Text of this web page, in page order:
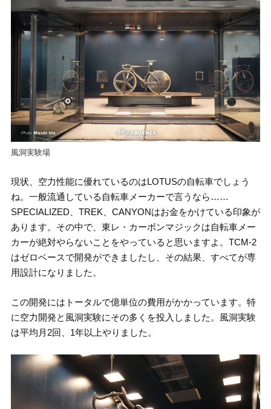
風洞実験場
現状、空力性能に優れているのはLOTUSの自転車でしょう
ね。一般流通している自転車メーカーで言うなら……
SPECIALIZED、TREK、CANYONはお金をかけている印象が
あります。その中で、東レ・カーボンマジックは自転車メー
カーが絶対やらないことをやっていると思いますよ。TCM-2
はゼロベースで開発ができましたし、その結果、すべてが専
用設計になりました。
この開発にはトータルで億単位の費用がかかっています。特
に空力開発と風洞実験にその多くを投入しました。風洞実験
は平均月2回、1年以上やりました。